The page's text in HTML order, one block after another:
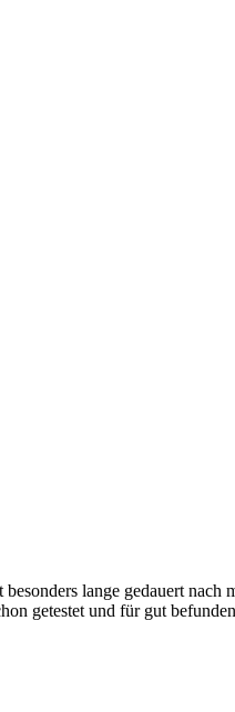
lange gedauert
getestet und für gut